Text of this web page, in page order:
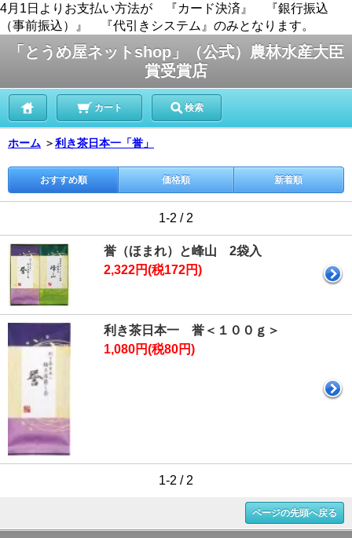
4月1日よりお支払い方法が 『カード決済』 『銀行振込
（事前振込）』 『代引きシステム』のみとなります。
「とうめ屋ネットshop」（公式）農林水産大臣
賞受賞店
カート 検索
ホーム ＞利き茶日本一「誉」
おすすめ順 価格順 新着順
1-2 / 2
誉（ほまれ）と峰山 2袋入
2,322円(税172円)
利き茶日本一 誉＜１００ｇ＞
1,080円(税80円)
1-2 / 2
ページの先頭へ戻る